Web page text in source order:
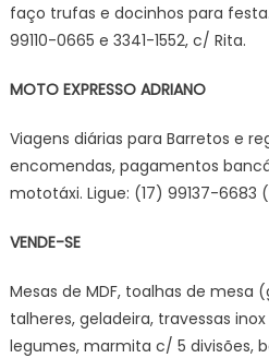
faço trufas e docinhos para
99110-0665 e 3341-1552, c/ Rita.
MOTO EXPRESSO ADRIANO
Viagens diárias para Barretos e
encomendas, pagamentos
mototáxi. Ligue: (17) 99137-6683
VENDE-SE
Mesas de MDF, toalhas de mesa
talheres, geladeira, travessas
legumes, marmita c/ 5 divisões,